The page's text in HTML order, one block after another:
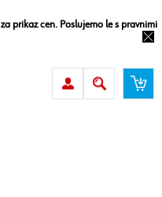
za prikaz cen. Poslujemo le s pravnimi